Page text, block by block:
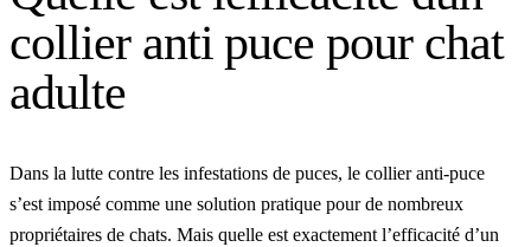
collier anti puce pour chat
adulte
Dans la lutte contre les infestations de puces, le collier anti-puce
s’est imposé comme une solution pratique pour de nombreux
propriétaires de chats. Mais quelle est exactement l’efficacité d’un